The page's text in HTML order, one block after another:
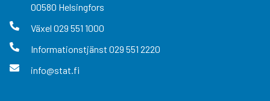
00580 Helsingfors
Växel 029 551 1000
Informationstjänst 029 551 2220
info@stat.fi